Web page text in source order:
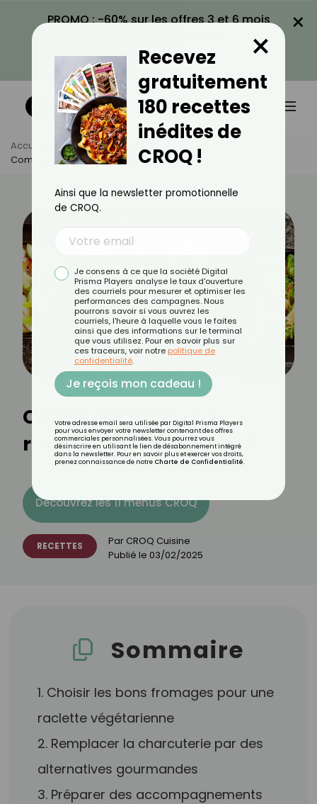
PROMO : -60% sur les offres 3 et 6 mois
VOIR LA PROMO
×
Accueil Actus
Recettes
Comment Faire Une Raclette Végétarienne ?
Comment faire une
raclette végétarienne ?
Découvrez les 11 menus CROQ
RECETTES Par CROQ Cuisine
Publié le 03/02/2025
Sommaire
1. Choisir les bons fromages pour une
raclette végétarienne
2. Remplacer la charcuterie par des
alternatives gourmandes
3. Préparer des accompagnements
Recevez
gratuitement
180 recettes
inédites de
CROQ !
×
Ainsi que la newsletter promotionnelle
de CROQ.
Je consens à ce que la société Digital
Prisma Players analyse le taux d'ouverture
des courriels pour mesurer et optimiser les
performances des campagnes. Nous
pourrons savoir si vous ouvrez les
courriels, l'heure à laquelle vous le faites
ainsi que des informations sur le terminal
que vous utilisez. Pour en savoir plus sur
ces traceurs, voir notre politique de
confidentialité.
Je reçois mon cadeau !
Votre adresse email sera utilisée par Digital Prisma Players
pour vous envoyer votre newsletter contenant des offres
commerciales personnalisées. Vous pourrez vous
désinscrire en utilisant le lien de désabonnement intégré
dans la newsletter. Pour en savoir plus et exercer vos droits,
prenez connaissance de notre Charte de Confidentialité.